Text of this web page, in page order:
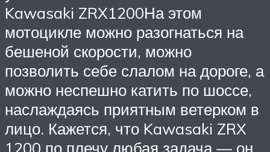
Kawasaki ZRX1200На этом
мотоцикле можно разогнаться на
бешеной скорости, можно
позволить себе слалом на дороге, а
можно неспешно катить по шоссе,
наслаждаясь приятным ветерком в
лицо. Кажется, что Kawasaki ZRX
1200 по плечу любая задача — он